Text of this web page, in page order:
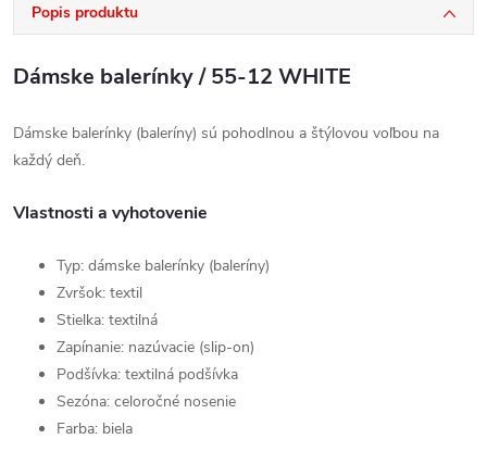
Popis produktu
Dámske balerínky / 55-12 WHITE
Dámske balerínky (baleríny) sú pohodlnou a štýlovou voľbou na
každý deň.
Vlastnosti a vyhotovenie
Typ: dámske balerínky (baleríny)
Zvršok: textil
Stielka: textilná
Zapínanie: nazúvacie (slip-on)
Podšívka: textilná podšívka
Sezóna: celoročné nosenie
Farba: biela